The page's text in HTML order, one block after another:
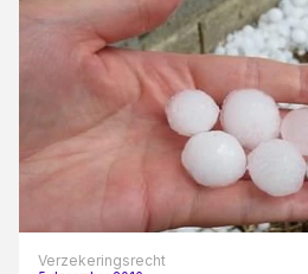
Verzekeringsrecht